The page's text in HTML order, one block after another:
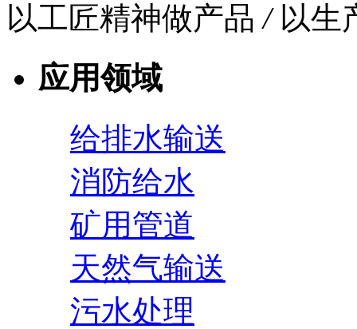
以工匠精神做产品/以生
应用领域
给排水输送
消防给水
矿用管道
天然气输送
污水处理